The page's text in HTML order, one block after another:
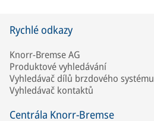
Rychlé odkazy
Knorr-Bremse AG
Produktové vyhledávání
Vyhledávač dílů brzdového systému
Vyhledávač kontaktů
Centrála Knorr-Bremse